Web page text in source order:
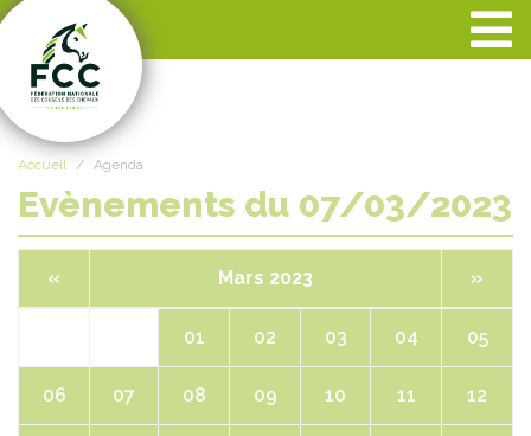
Accueil Agenda
Evènements du 07/03/2023
« Mars 2023 »
01 02 03 04 05
06 07 08 09 10 11 12
Panneau de gestion des cookies